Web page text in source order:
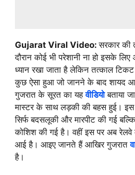
Gujarat Viral Video:सरकार
दौरान कोई भी परेशानी ना हो इसके
ध्यान रखा जाता है लेकिन तत्काल
कुछ ऐसा हुआ जो जानने के बाद शायद
गुजरात के सूरत का यहवीडियो बताया
मास्टर के साथ लड़की की बहस हुई।
सिर्फ बदसलूकी और मारपीट की गई
कोशिश की गई है। वहीं इस पर अब रेलवे
आई है। आइए जानते हैं आखिर गुजरात
है।